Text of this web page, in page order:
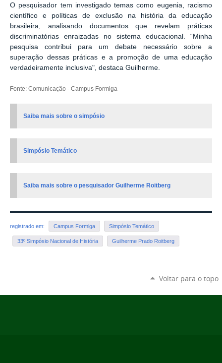
O pesquisador tem investigado temas como eugenia, racismo
científico e políticas de exclusão na história da educação
brasileira, analisando documentos que revelam práticas
discriminatórias enraizadas no sistema educacional. “Minha
pesquisa contribui para um debate necessário sobre a
superação dessas práticas e a promoção de uma educação
verdadeiramente inclusiva", destaca Guilherme.
Fonte: Comunicação - Campus Formiga
Saiba mais sobre o simpósio
Simpósio Temático
Saiba mais sobre o pesquisador Guilherme Roitberg
registrado em: Campus Formiga Simpósio Temático
33º Simpósio Nacional de História Guilherme Prado Roitberg
Voltar para o topo